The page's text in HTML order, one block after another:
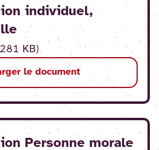
individuel,
KB)
le document
Personne morale